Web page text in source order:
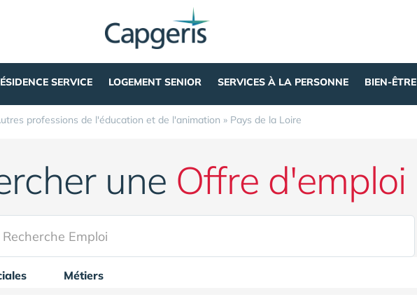
SERVICE LOGEMENT SENIOR SERVICES À LA PERSONNE BIEN-ÊTRE
professions de l'éducation et de l'animation » Pays de la Loire
une Offre d'emploi
Métiers